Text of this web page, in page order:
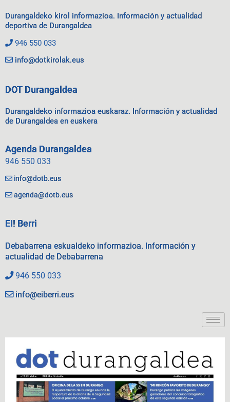
Durangaldeko kirol informazioa. Información y actualidad
deportiva de Durangaldea
946 550 033
info@dotkirolak.eus
DOT Durangaldea
Durangaldeko informazioa euskaraz. Información y actualidad
de Durangaldea en euskera
Agenda Durangaldea
946 550 033
info@dotb.eus
agenda@dotb.eus
EI! Berri
Debabarrena eskualdeko informazioa. Información y
actualidad de Debabarrena
946 550 033
info@eiberri.eus